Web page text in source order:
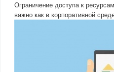
Ограничение доступа к
важно как в корпоративной